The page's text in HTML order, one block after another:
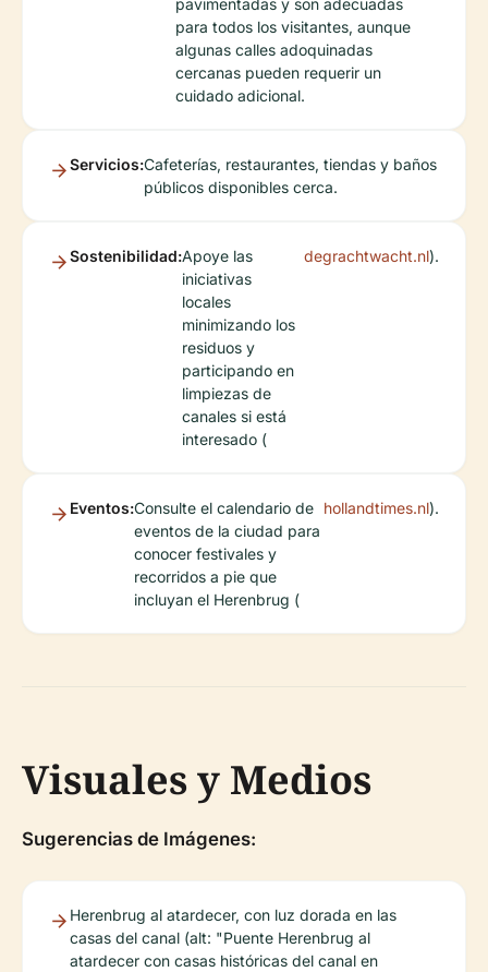
pavimentadas y son adecuadas
para todos los visitantes, aunque
algunas calles adoquinadas
cercanas pueden requerir un
cuidado adicional.
Servicios:Cafeterías, restaurantes, tiendas y baños
públicos disponibles cerca.
Sostenibilidad:Apoye las
iniciativas
locales
minimizando los
residuos y
participando en
limpiezas de
canales si está
interesado (
degrachtwacht.nl).
Eventos:Consulte el calendario de
eventos de la ciudad para
conocer festivales y
recorridos a pie que
incluyan el Herenbrug (
hollandtimes.nl).
Visuales y Medios
Sugerencias de Imágenes:
Herenbrug al atardecer, con luz dorada en las
casas del canal (alt: "Puente Herenbrug al
atardecer con casas históricas del canal en